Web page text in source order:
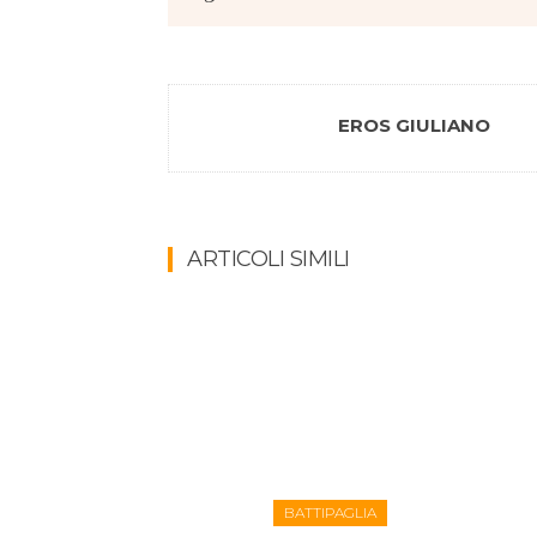
EROS GIULIANO
ARTICOLI SIMILI
BATTIPAGLIA